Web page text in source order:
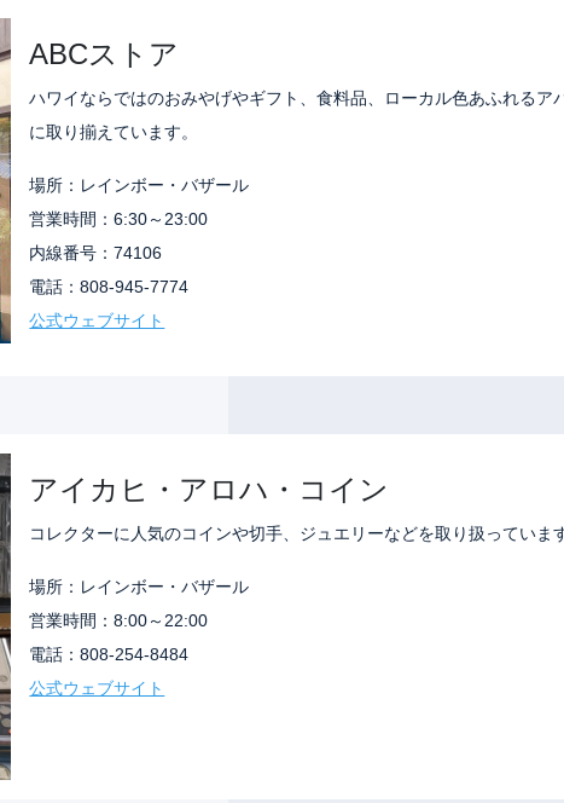
ABCストア
ハワイならではのおみやげやギフト、食料品、ローカル色あふれるア
に取り揃えています。
場所：レインボー・バザール
営業時間：6:30～23:00
内線番号：74106
電話：808-945-7774
公式ウェブサイト
アイカヒ・アロハ・コイン
コレクターに人気のコインや切手、ジュエリーなどを取り扱っていま
場所：レインボー・バザール
営業時間：8:00～22:00
電話：808-254-8484
公式ウェブサイト